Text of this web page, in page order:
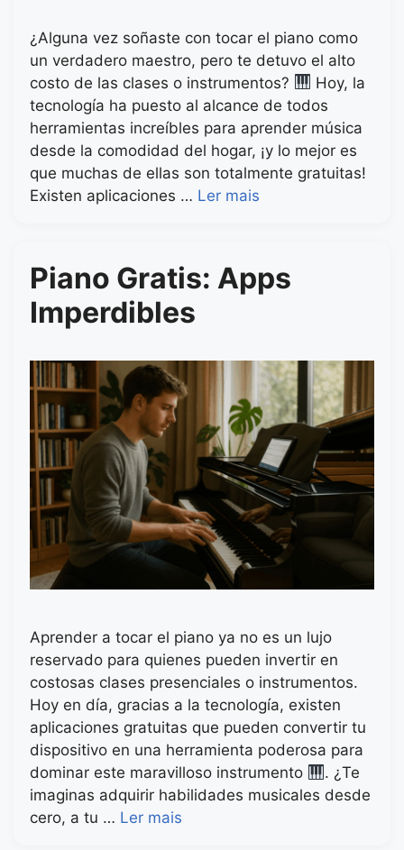
¿Alguna vez soñaste con tocar el piano como
un verdadero maestro, pero te detuvo el alto
costo de las clases o instrumentos?
Hoy, la
tecnología ha puesto al alcance de todos
herramientas increíbles para aprender música
desde la comodidad del hogar, ¡y lo mejor es
que muchas de ellas son totalmente gratuitas!
Existen aplicaciones … Ler mais
Piano Gratis: Apps
Imperdibles
Aprender a tocar el piano ya no es un lujo
reservado para quienes pueden invertir en
costosas clases presenciales o instrumentos.
Hoy en día, gracias a la tecnología, existen
aplicaciones gratuitas que pueden convertir tu
dispositivo en una herramienta poderosa para
dominar este maravilloso instrumento
. ¿Te
imaginas adquirir habilidades musicales desde
cero, a tu … Ler mais